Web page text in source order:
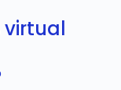
virtual